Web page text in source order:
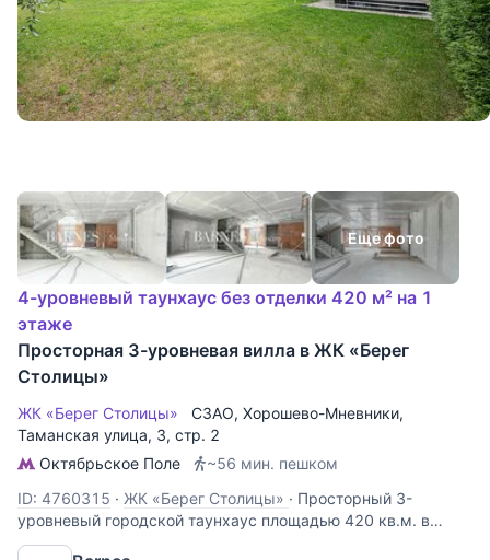
Еще фото
4-уровневый таунхаус без отделки 420 м² на 1
этаже
Просторная 3-уровневая вилла в ЖК «Берег
Столицы»
ЖК «Берег Столицы» СЗАО, Хорошево-Мневники,
Таманская улица, 3, стр. 2
Октябрьское Поле
~56 мин. пешком
ID: 4760315 · ЖК «Берег Столицы» · Просторный 3-
уровневый городской таунхаус площадью 420 кв.м. в
жилом комплексе «Берег Столицы» на территории